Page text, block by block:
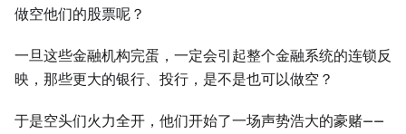
做空他们的股票呢？
一旦这些金融机构完蛋，一定会引起整个金融系统的连锁反
映，那些更大的银行、投行，是不是也可以做空？
于是空头们火力全开，他们开始了一场声势浩大的豪赌——